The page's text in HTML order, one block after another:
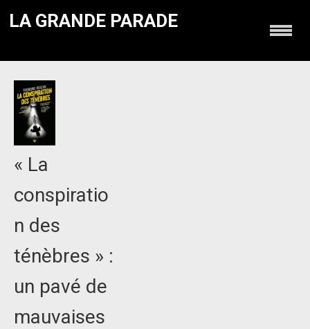
LA GRANDE PARADE
« La
conspiratio
n des
ténèbres » :
un pavé de
mauvaises